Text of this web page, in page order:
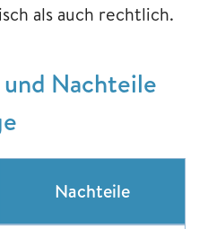
als auch rechtlich.
Nachteile
Nachteile